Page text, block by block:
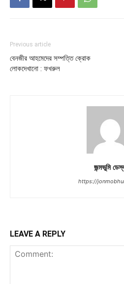
Previous article
বেনজীর আহমেদের সম্পত্তি ক্রোক
লোকদেখানো : ফখরুল
জন্মভূমি
https://
LEAVE A REPLY